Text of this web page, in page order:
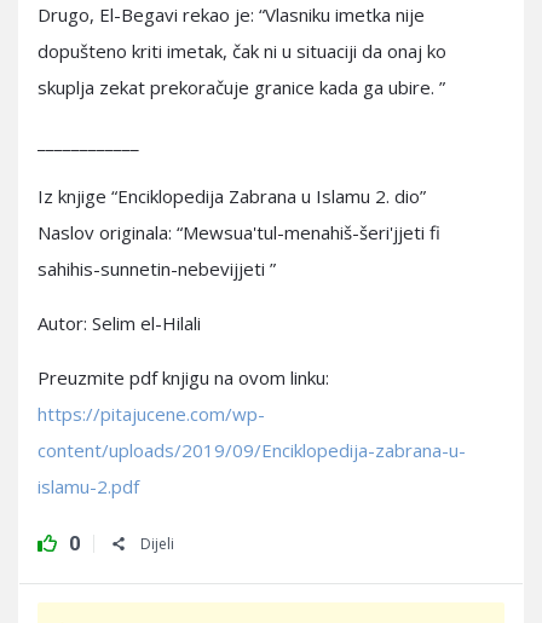
Drugo, El-Begavi rekao je: “Vlasniku imetka nije
dopušteno kriti imetak, čak ni u situaciji da onaj ko
skuplja zekat prekoračuje granice kada ga ubire. ”
Iz knjige “Enciklopedija Zabrana u Islamu 2. dio”
Naslov originala: “Mewsua'tul-menahiš-šeri'jjeti fi
sahihis-sunnetin-nebevijjeti ”
Autor: Selim el-Hilali
Preuzmite pdf knjigu na ovom linku:
https://pitajucene.com/wp-
content/uploads/2019/09/Enciklopedija-zabrana-u-
islamu-2.pdf
0 Dijeli